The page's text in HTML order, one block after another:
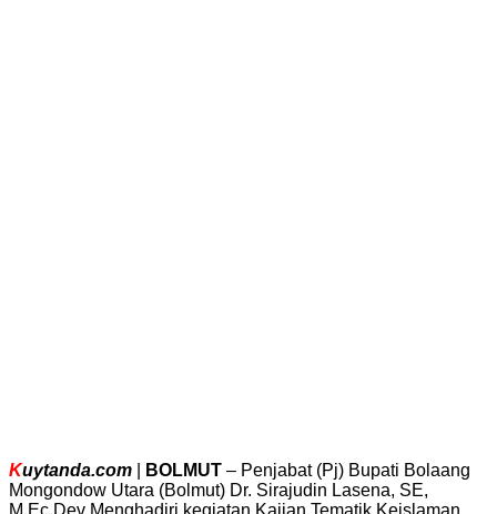
Kuytanda.com BOLMUT – Penjabat (Pj) Bupati Bolaang
Mongondow Utara (Bolmut) Dr. Sirajudin Lasena, SE,
M.Ec.Dev Menghadiri kegiatan Kajian Tematik Keislaman